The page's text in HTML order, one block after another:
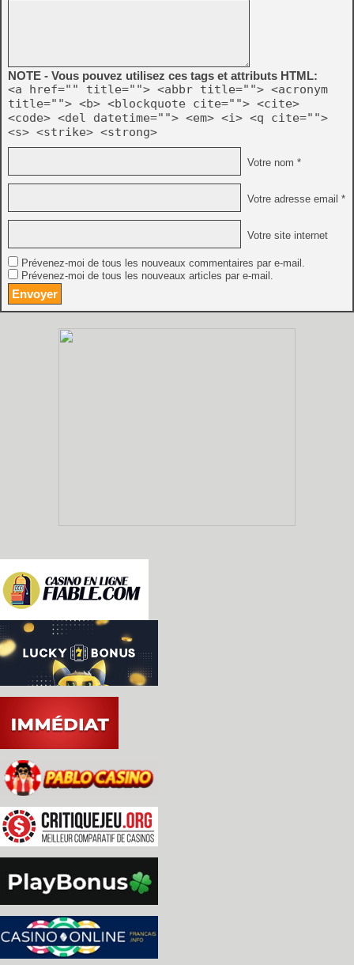
NOTE - Vous pouvez utilisez ces tags et attributs HTML:
<a href="" title=""> <abbr title=""> <acronym
title=""> <b> <blockquote cite=""> <cite>
<code> <del datetime=""> <em> <i> <q cite="">
<s> <strike> <strong>
Votre nom *
Votre adresse email *
Votre site internet
Prévenez-moi de tous les nouveaux commentaires par e-mail.
Prévenez-moi de tous les nouveaux articles par e-mail.